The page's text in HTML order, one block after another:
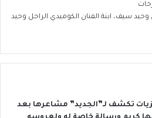
وحيد سيف، ابنة الفنان الكوميدي الراحل وحيد
تكشف لـ”الجديد” مشاعرها بعد